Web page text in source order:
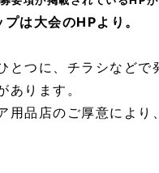
は大会のHPより。
とつに、チラシなどで
あります。
用品店のご厚意により